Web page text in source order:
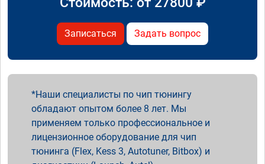
Записаться Задать вопрос
Наши специалисты по чип тюнингу
обладают опытом более 8 лет. Мы
применяем только профессиональное и
лицензионное оборудование для чип
тюнинга (Flex, Kess 3, Autotuner, Bitbox) и